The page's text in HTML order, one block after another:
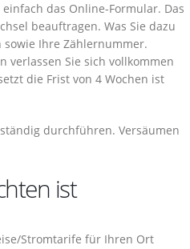
das Online-Formular. Das
beauftragen. Was Sie dazu
Ihre Zählernummer.
verlassen Sie sich vollkommen
die Frist von 4 Wochen ist
durchführen. Versäumen
ist
Stromtarife für Ihren Ort